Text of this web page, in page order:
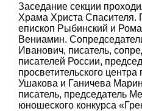
Заседание секции
Храма Христа Спасителя.
епископ Рыбинский и
Вениамин.
Иванович, писатель,
писателей России,
просветительского
Ушакова и Ганичева
писатель, председатель
юношеского конкурса